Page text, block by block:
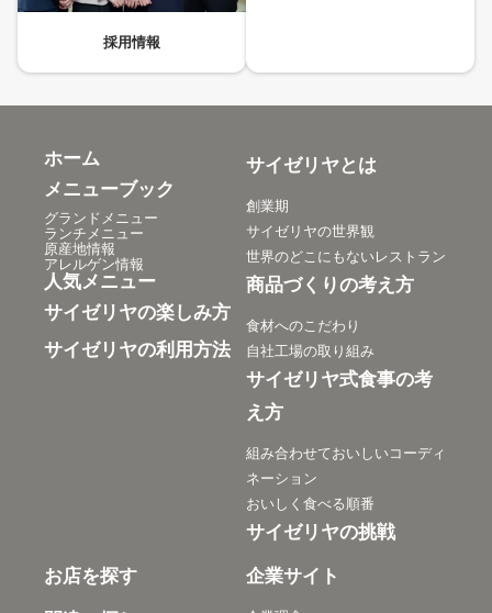
採用情報
ホーム
メニューブック
グランドメニュー
ランチメニュー
原産地情報
アレルゲン情報
人気メニュー
サイゼリヤの楽しみ方
サイゼリヤの利用方法
サイゼリヤとは
創業期
サイゼリヤの世界観
世界のどこにもないレストラン
商品づくりの考え方
食材へのこだわり
自社工場の取り組み
サイゼリヤ式食事の考
え方
組み合わせておいしいコーディ
ネーション
おいしく食べる順番
サイゼリヤの挑戦
お店を探す 企業サイト